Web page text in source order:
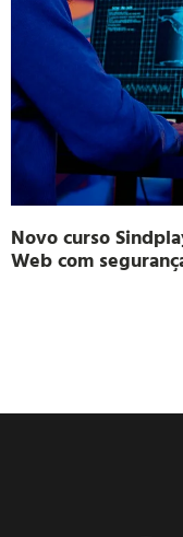
Novo curso
Web com